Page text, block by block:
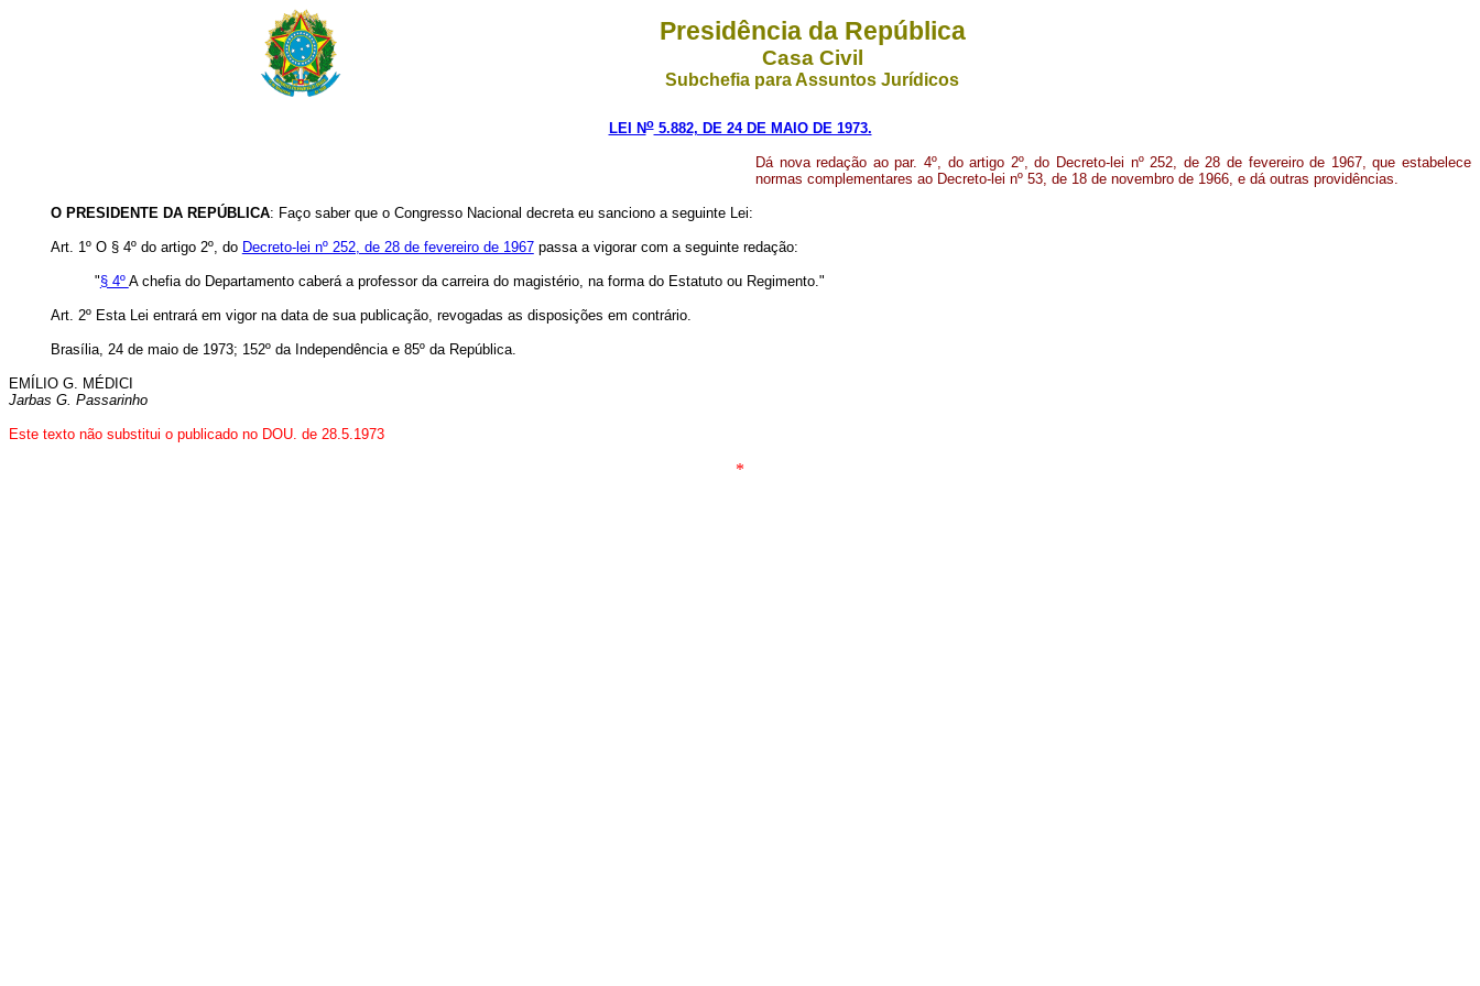
Presidência da República
Casa Civil
Subchefia para Assuntos Jurídicos
LEI No5.882, DE 24 DE MAIO DE 1973.
Dá nova redação ao par. 4º, do artigo 2º, do Decreto-lei nº 252, de 28 de fevereiro de 1967, que estabelece
normas complementares ao Decreto-lei nº 53, de 18 de novembro de 1966, e dá outras providências.
O PRESIDENTE DA REPÚBLICA: Faço saber que o Congresso Nacional decreta eu sanciono a seguinte Lei:
Art. 1º O § 4º do artigo 2º, do Decreto-lei nº 252, de 28 de fevereiro de 1967passa a vigorar com a seguinte redação:
"§ 4º A chefia do Departamento caberá a professor da carreira do magistério, na forma do Estatuto ou Regimento."
Art. 2º Esta Lei entrará em vigor na data de sua publicação, revogadas as disposições em contrário.
Brasília, 24 de maio de 1973; 152º da Independência e 85º da República.
EMÍLIO G. MÉDICI
Jarbas G. Passarinho
Este texto não substitui o publicado no DOU. de 28.5.1973
*